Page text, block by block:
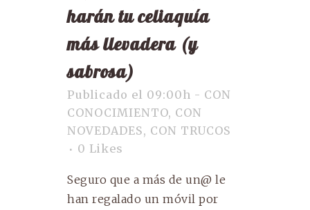
harán tu celiaquía
más llevadera (y
sabrosa)
Publicado el 09:00h - CON
CONOCIMIENTO, CON
NOVEDADES, CON TRUCOS
0 Likes
Seguro que a más de un@ le
han regalado un móvil por